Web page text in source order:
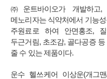
㈜운트바이오가 개발하
메노리자는 식약처에서 기능
주원료로 하여 안면홍조,
두근거림, 초조감, 골다공증
줄 수 있는 제품이다.
운수 헬쓰케어 이상운(개그